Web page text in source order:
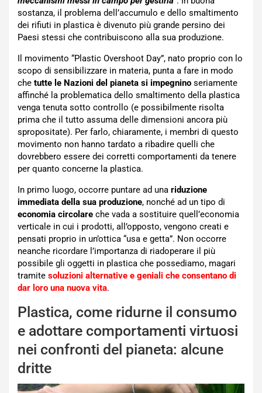
sostanza, il problema dell’accumulo e dello smaltimento
dei rifiuti in plastica è divenuto più grande persino dei
Paesi stessi che contribuiscono alla sua produzione.
Il movimento “Plastic Overshoot Day”, nato proprio con lo
scopo di sensibilizzare in materia, punta a fare in modo
che tutte le Nazioni del pianeta si impegnino seriamente
affinché la problematica dello smaltimento della plastica
venga tenuta sotto controllo (e possibilmente risolta
prima che il tutto assuma delle dimensioni ancora più
spropositate). Per farlo, chiaramente, i membri di questo
movimento non hanno tardato a ribadire quelli che
dovrebbero essere dei corretti comportamenti da tenere
per quanto concerne la plastica.
In primo luogo, occorre puntare ad una riduzione
immediata della sua produzione, nonché ad un tipo di
economia circolare che vada a sostituire quell’economia
verticale in cui i prodotti, all’opposto, vengono creati e
pensati proprio in un’ottica “usa e getta”. Non occorre
neanche ricordare l’importanza di riadoperare il più
possibile gli oggetti in plastica che possediamo, magari
tramite soluzioni alternative e geniali che consentano di
dar loro una nuova vita.
Plastica, come ridurne il consumo
e adottare comportamenti virtuosi
nei confronti del pianeta: alcune
dritte